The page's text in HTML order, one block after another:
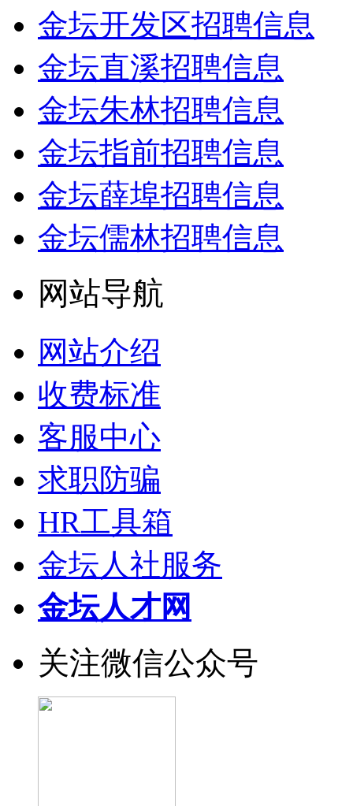
金坛开发区招聘信息
金坛直溪招聘信息
金坛朱林招聘信息
金坛指前招聘信息
金坛薛埠招聘信息
金坛儒林招聘信息
网站导航
网站介绍
收费标准
客服中心
求职防骗
HR工具箱
金坛人社服务
金坛人才网
关注微信公众号